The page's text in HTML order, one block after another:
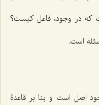
که در وجود، فاعل کیست؟
است.
اصل است و بنا بر قاعدۀ